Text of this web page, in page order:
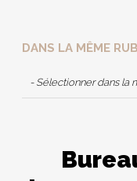
DANS LA MÊME
- Sélectionner dans la